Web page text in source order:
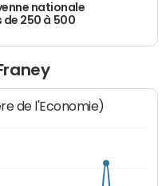
nationale
de 250 à 500
de l'Economie)